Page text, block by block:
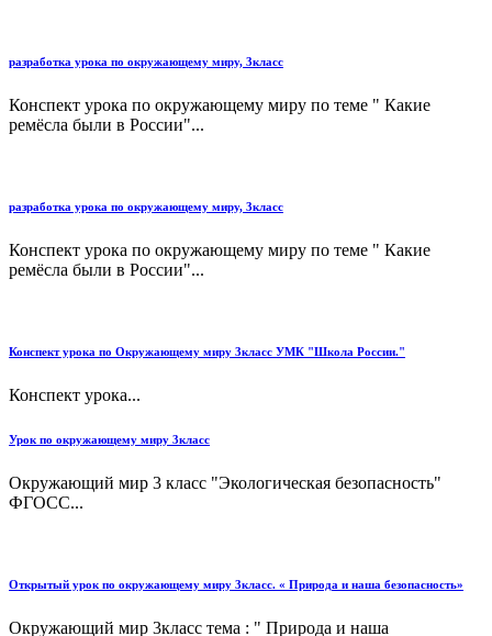
разработка урока по окружающему миру, 3класс
Конспект урока по окружающему миру по теме " Какие
ремёсла были в России"...
разработка урока по окружающему миру, 3класс
Конспект урока по окружающему миру по теме " Какие
ремёсла были в России"...
Конспект урока по Окружающему миру 3класс УМК "Школа России."
Конспект урока...
Урок по окружающему миру 3класс
Окружающий мир 3 класс "Экологическая безопасность"
ФГОСС...
Открытый урок по окружающему миру 3класс. « Природа и наша безопасность»
Окружающий мир 3класс тема : " Природа и наша